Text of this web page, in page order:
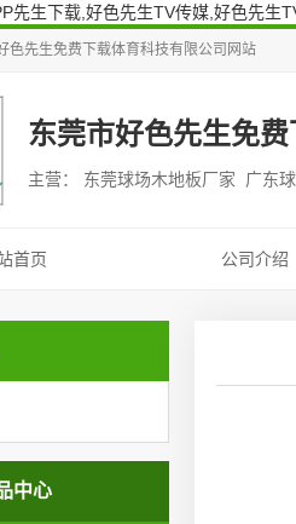
先生下载,好色先生TV传媒,好色先生
色先生免费下载体育科技有限公司 网站
东莞市好色先生免
主营： 东莞球场木地板厂家 广东
首页 公司介绍
中心